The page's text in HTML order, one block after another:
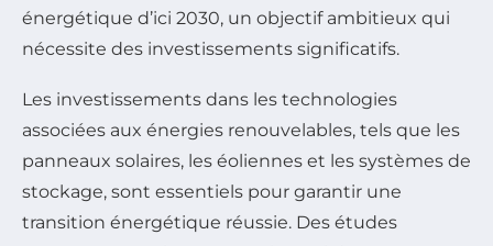
énergétique d’ici 2030, un objectif ambitieux qui
nécessite des investissements significatifs.
Les investissements dans les technologies
associées aux énergies renouvelables, tels que les
panneaux solaires, les éoliennes et les systèmes de
stockage, sont essentiels pour garantir une
transition énergétique réussie. Des études